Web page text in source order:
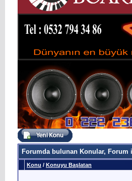
Forumda bulunan Konular, Forum
Konu / Konuyu Başlatan